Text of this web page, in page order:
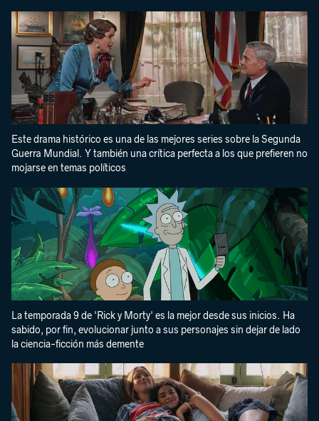
Este drama histórico es una de las mejores series sobre la Segunda
Guerra Mundial. Y también una crítica perfecta a los que prefieren no
mojarse en temas políticos
La temporada 9 de 'Rick y Morty' es la mejor desde sus inicios. Ha
sabido, por fin, evolucionar junto a sus personajes sin dejar de lado
la ciencia-ficción más demente